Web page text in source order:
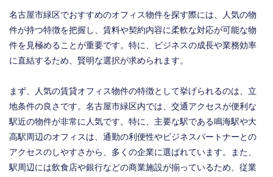
名古屋市緑区でおすすめのオフィス物件を探す際には、人気の物
件が持つ特徴を把握し、賃料や契約内容に柔軟な対応が可能な物
件を見極めることが重要です。特に、ビジネスの成長や業務効率
に直結するため、賢明な選択が求められます。
まず、人気の賃貸オフィス物件の特徴として挙げられるのは、立
地条件の良さです。名古屋市緑区内では、交通アクセスが便利な
駅近の物件が非常に人気です。特に、主要な駅である鳴海駅や大
高駅周辺のオフィスは、通勤の利便性やビジネスパートナーとの
アクセスのしやすさから、多くの企業に選ばれています。また、
駅周辺には飲食店や銀行などの商業施設が揃っているため、従業